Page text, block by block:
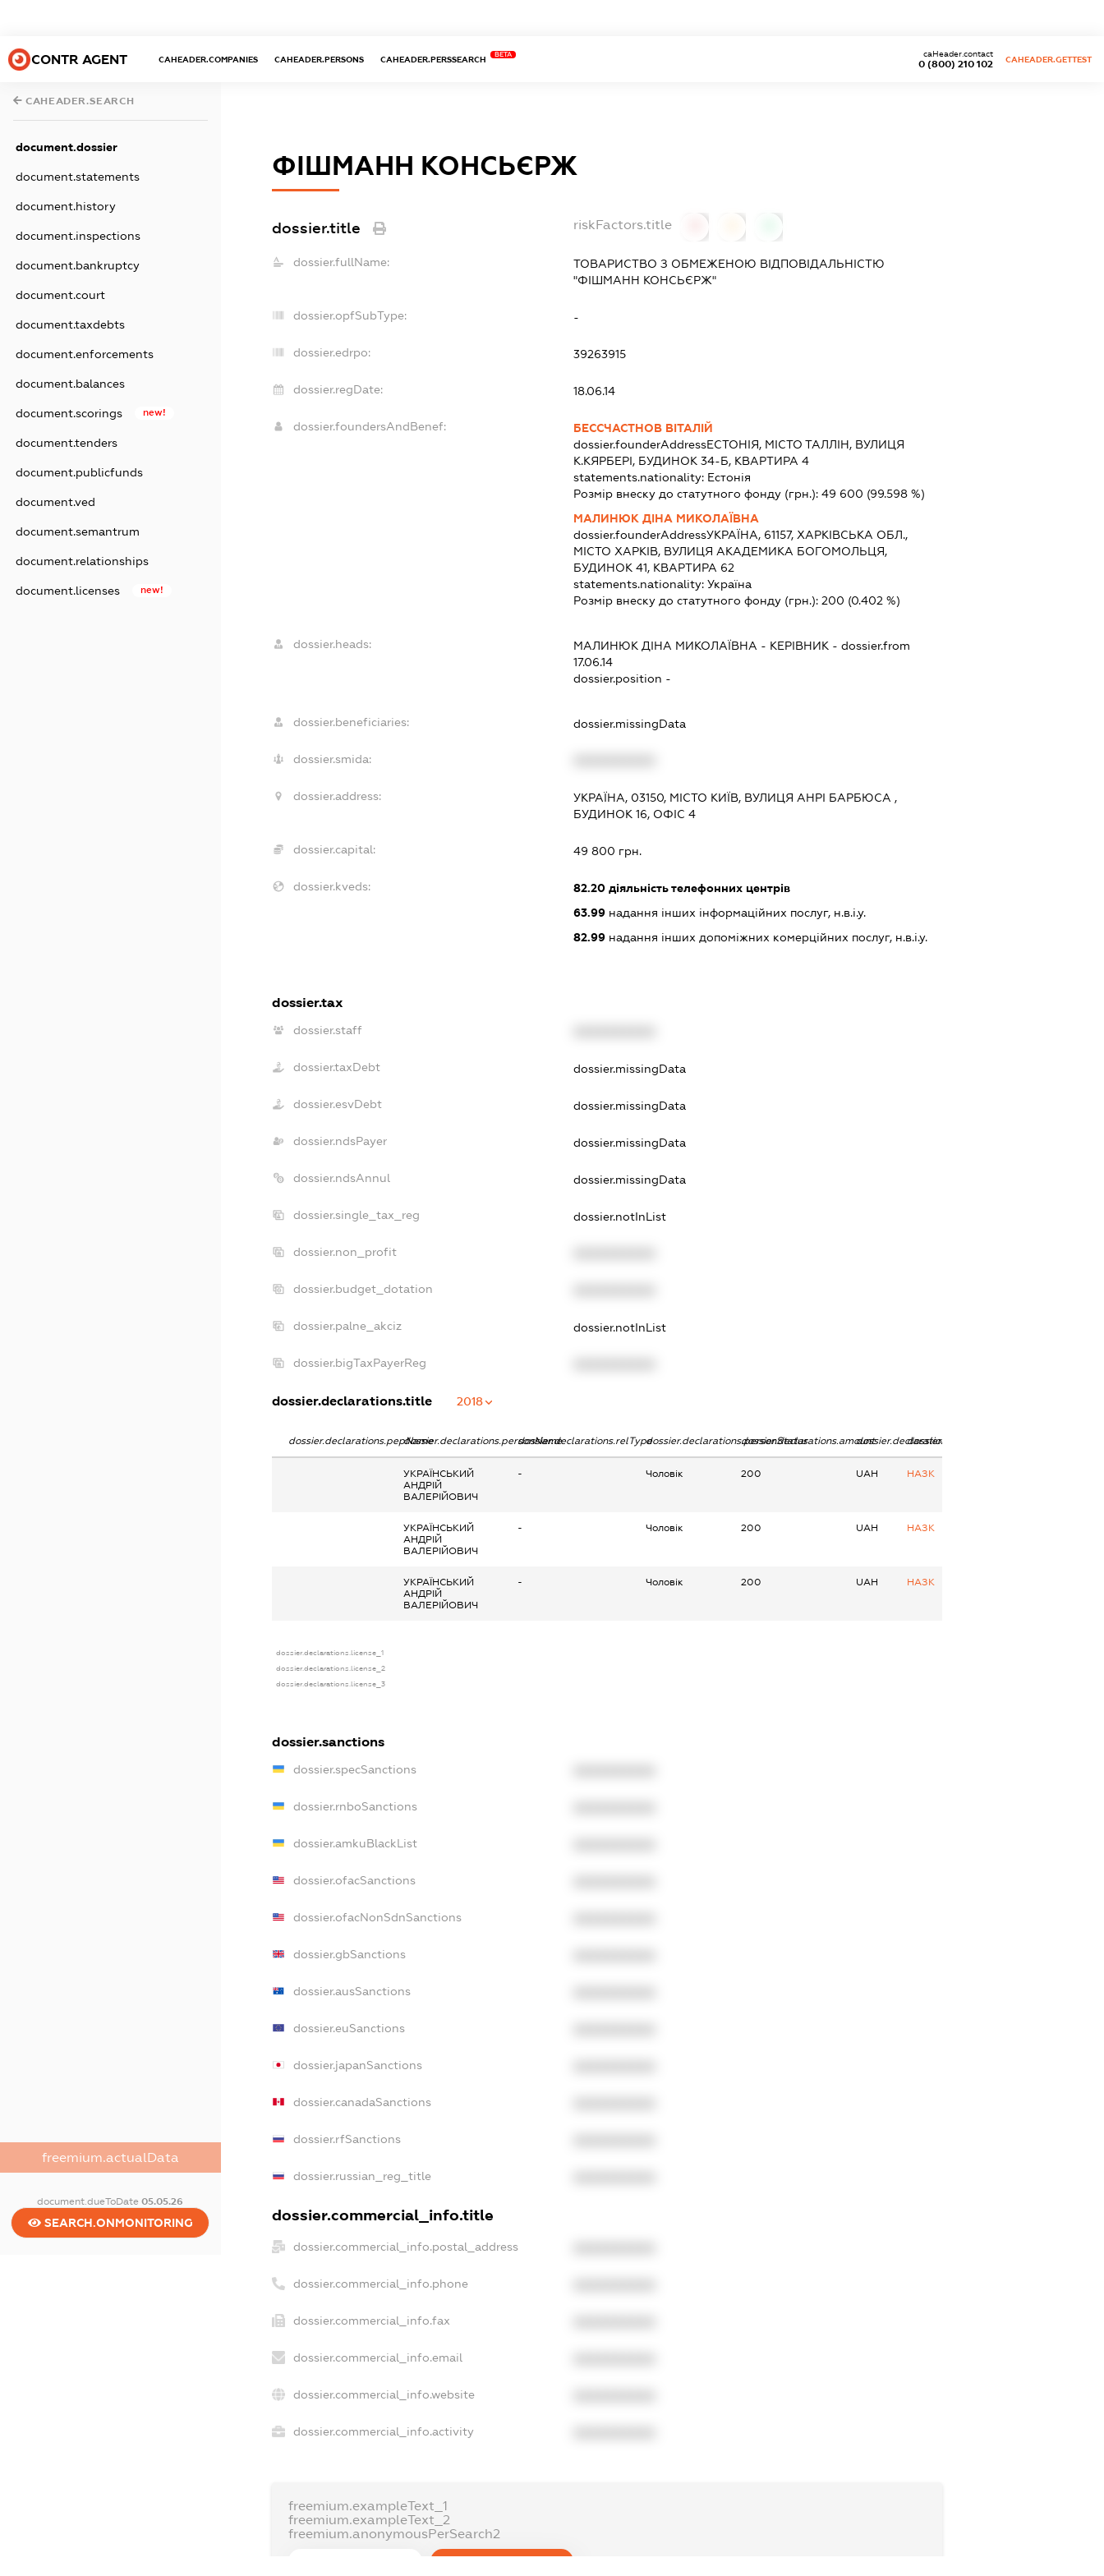
CONTR AGENT CAHEADER.COMPANIES CAHEADER.PERSONS CAHEADER.PERSSEARCH
BETA
0 (800) 210 102
caHeader.contact
CAHEADER.GETTEST
CAHEADER.SEARCH
document.dossier
document.statements
document.history
document.inspections
document.bankruptcy
document.court
document.taxdebts
document.enforcements
document.balances
document.scorings new!
document.tenders
document.publicfunds
document.ved
document.semantrum
document.relationships
document.licenses new!
freemium.actualData
document.dueToDate05.05.26
SEARCH.ONMONITORING
ФІШМАНН КОНСЬЄРЖ
dossier.title riskFactors.title
dossier.fullName:
ТОВАРИСТВО З ОБМЕЖЕНОЮ ВІДПОВІДАЛЬНІСТЮ
"ФІШМАНН КОНСЬЄРЖ"
dossier.opfSubType: -
dossier.edrpo: 39263915
dossier.regDate: 18.06.14
dossier.foundersAndBenef:
БЕССЧАСТНОВ ВІТАЛІЙ
dossier.founderAddressЕСТОНІЯ, МІСТО ТАЛЛІН, ВУЛИЦЯ
К.КЯРБЕРІ, БУДИНОК 34-Б, КВАРТИРА 4
statements.nationality: Естонія
Розмір внеску до статутного фонду (грн.):49 600 (99.598 %)
МАЛИНЮК ДІНА МИКОЛАЇВНА
dossier.founderAddressУКРАЇНА, 61157, ХАРКІВСЬКА ОБЛ.,
МІСТО ХАРКІВ, ВУЛИЦЯ АКАДЕМИКА БОГОМОЛЬЦЯ,
БУДИНОК 41, КВАРТИРА 62
statements.nationality:Україна
Розмір внеску до статутного фонду (грн.):200 (0.402 %)
dossier.heads: МАЛИНЮК ДІНА МИКОЛАЇВНА - КЕРІВНИК - dossier.from
17.06.14
dossier.position -
dossier.beneficiaries: dossier.missingData
dossier.smida:
dossier.address:
УКРАЇНА, 03150, МІСТО КИЇВ, ВУЛИЦЯ АНРІ БАРБЮСА ,
БУДИНОК 16, ОФІС 4
dossier.capital: 49 800 грн.
dossier.kveds: 82.20 діяльність телефонних центрів
63.99 надання інших інформаційних послуг, н.в.і.у.
82.99 надання інших допоміжних комерційних послуг, н.в.і.у.
dossier.tax
dossier.staff
dossier.taxDebt dossier.missingData
dossier.esvDebt dossier.missingData
dossier.ndsPayer dossier.missingData
dossier.ndsAnnul dossier.missingData
dossier.single_tax_reg dossier.notInList
dossier.non_profit
dossier.budget_dotation
dossier.palne_akciz dossier.notInList
dossier.bigTaxPayerReg
dossier.declarations.title 2018
dossier.declarations.pepNamedossier.declarations.personNamedossier.declarations.relTypedossier.declarations.personStatusdossier.declarations.amountdossier.declarations.currency
dossier.declarations.source
УКРАЇНСЬКИЙ
АНДРІЙ
ВАЛЕРІЙОВИЧ
- Чоловік 200 UAH НАЗК
УКРАЇНСЬКИЙ
АНДРІЙ
ВАЛЕРІЙОВИЧ
- Чоловік 200 UAH НАЗК
УКРАЇНСЬКИЙ
АНДРІЙ
ВАЛЕРІЙОВИЧ
- Чоловік 200 UAH НАЗК
dossier.declarations.license_1
dossier.declarations.license_2
dossier.declarations.license_3
dossier.sanctions
dossier.specSanctions
dossier.rnboSanctions
dossier.amkuBlackList
dossier.ofacSanctions
dossier.ofacNonSdnSanctions
dossier.gbSanctions
dossier.ausSanctions
dossier.euSanctions
dossier.japanSanctions
dossier.canadaSanctions
dossier.rfSanctions
dossier.russian_reg_title
dossier.commercial_info.title
dossier.commercial_info.postal_address
dossier.commercial_info.phone
dossier.commercial_info.fax
dossier.commercial_info.email
dossier.commercial_info.website
dossier.commercial_info.activity
freemium.exampleText_1
freemium.exampleText_2
freemium.anonymousPerSearch2